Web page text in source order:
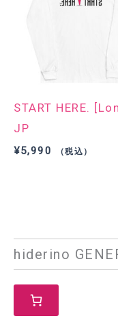
START HERE.
JP
¥5,990 （税込）
hiderino